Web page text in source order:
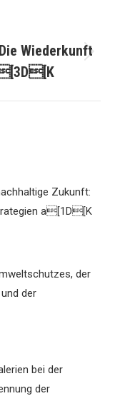
Wiederkunft
Zukunft:
a[1D[K
der
der
bei der
der